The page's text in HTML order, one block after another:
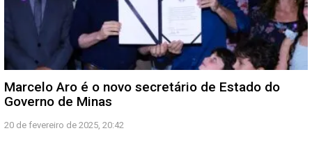
Marcelo Aro é o novo secretário de Estado do
Governo de Minas
20 de fevereiro de 2025, 20:42